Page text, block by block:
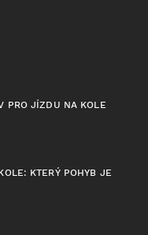
PRO JÍZDU NA KOLE
KTERÝ POHYB JE